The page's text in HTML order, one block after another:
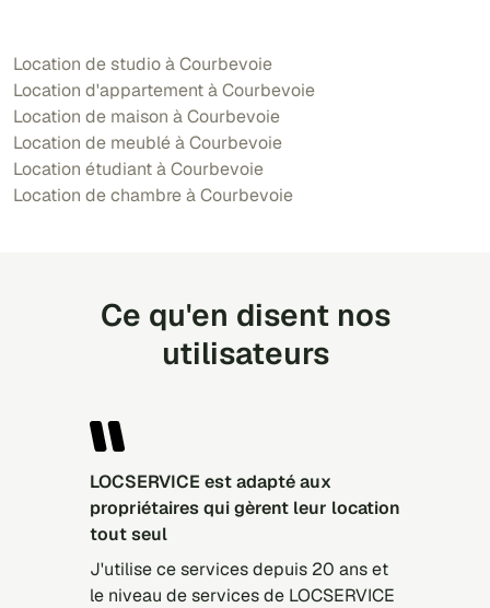
Location de studio à Courbevoie
Location d'appartement à Courbevoie
Location de maison à Courbevoie
Location de meublé à Courbevoie
Location étudiant à Courbevoie
Location de chambre à Courbevoie
Ce qu'en disent nos
utilisateurs
LOCSERVICE est adapté aux
propriétaires qui gèrent leur location
tout seul
J'utilise ce services depuis 20 ans et
le niveau de services de LOCSERVICE